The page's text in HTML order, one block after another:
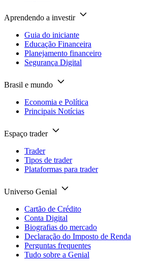
Aprendendo a investir
Guia do iniciante
Educação Financeira
Planejamento financeiro
Segurança Digital
Brasil e mundo
Economia e Política
Principais Notícias
Espaço trader
Trader
Tipos de trader
Plataformas para trader
Universo Genial
Cartão de Crédito
Conta Digital
Biografias do mercado
Declaração do Imposto de Renda
Perguntas frequentes
Tudo sobre a Genial